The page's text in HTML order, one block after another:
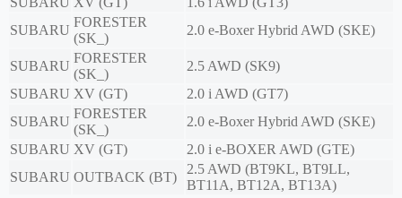
SUBARU
FORESTER
(SK_)
2.0 e-Boxer Hybrid AWD (SKE)
SUBARU
FORESTER
(SK_)
2.5 AWD (SK9)
SUBARU XV (GT)
2.0 i AWD (GT7)
SUBARU
FORESTER
(SK_)
2.0 e-Boxer Hybrid AWD (SKE)
SUBARU XV (GT)
2.0 i e-BOXER AWD (GTE)
SUBARU OUTBACK (BT)
2.5 AWD (BT9KL, BT9LL,
BT11A, BT12A, BT13A)